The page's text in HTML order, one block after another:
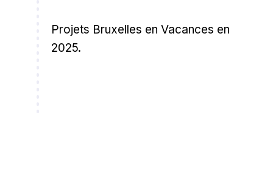
Projets Bruxelles en Vacances en
2025.